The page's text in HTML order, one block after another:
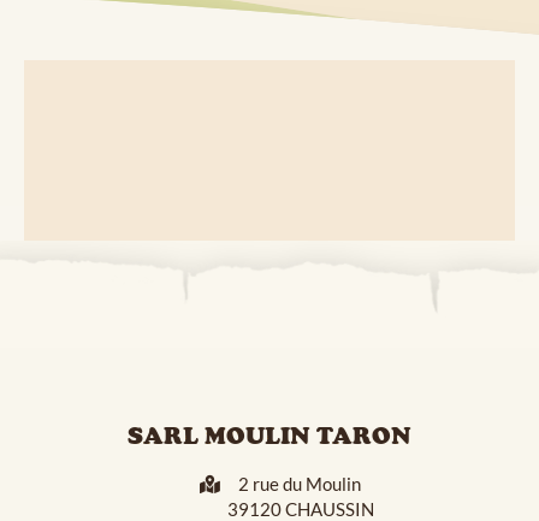
SARL MOULIN TARON
2 rue du Moulin
39120 CHAUSSIN